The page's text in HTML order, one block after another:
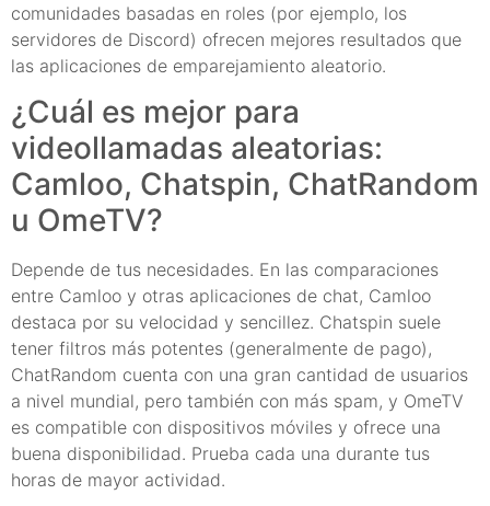
comunidades basadas en roles (por ejemplo, los
servidores de Discord) ofrecen mejores resultados que
las aplicaciones de emparejamiento aleatorio.
¿Cuál es mejor para
videollamadas aleatorias:
Camloo, Chatspin, ChatRandom
u OmeTV?
Depende de tus necesidades. En las comparaciones
entre Camloo y otras aplicaciones de chat, Camloo
destaca por su velocidad y sencillez. Chatspin suele
tener filtros más potentes (generalmente de pago),
ChatRandom cuenta con una gran cantidad de usuarios
a nivel mundial, pero también con más spam, y OmeTV
es compatible con dispositivos móviles y ofrece una
buena disponibilidad. Prueba cada una durante tus
horas de mayor actividad.